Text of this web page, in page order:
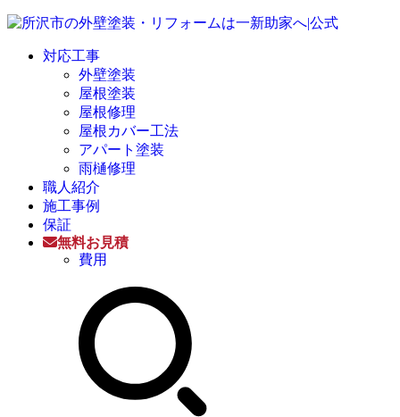
対応工事
外壁塗装
屋根塗装
屋根修理
屋根カバー工法
アパート塗装
雨樋修理
職人紹介
施工事例
保証
無料お見積
費用